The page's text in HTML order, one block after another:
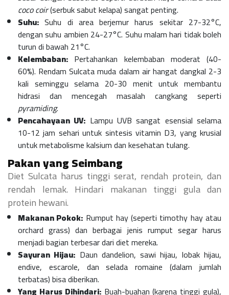
coco coir(serbuk sabut kelapa) sangat penting.
Suhu: Suhu di area berjemur harus sekitar 27-32°C,
dengan suhu ambien 24-27°C. Suhu malam hari tidak boleh
turun di bawah 21°C.
Kelembaban: Pertahankan kelembaban moderat (40-
60%). Rendam Sulcata muda dalam air hangat dangkal 2-3
kali seminggu selama 20-30 menit untuk membantu
hidrasi dan mencegah masalah cangkang seperti
pyramiding.
Pencahayaan UV: Lampu UVB sangat esensial selama
10-12 jam sehari untuk sintesis vitamin D3, yang krusial
untuk metabolisme kalsium dan kesehatan tulang.
Pakan yang Seimbang
Diet Sulcata harus tinggi serat, rendah protein, dan
rendah lemak. Hindari makanan tinggi gula dan
protein hewani.
Makanan Pokok: Rumput hay (seperti timothy hay atau
orchard grass) dan berbagai jenis rumput segar harus
menjadi bagian terbesar dari diet mereka.
Sayuran Hijau: Daun dandelion, sawi hijau, lobak hijau,
endive, escarole, dan selada romaine (dalam jumlah
terbatas) bisa diberikan.
Yang Harus Dihindari:Buah-buahan (karena tinggi gula),